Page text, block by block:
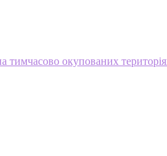
тимчасово окупованих